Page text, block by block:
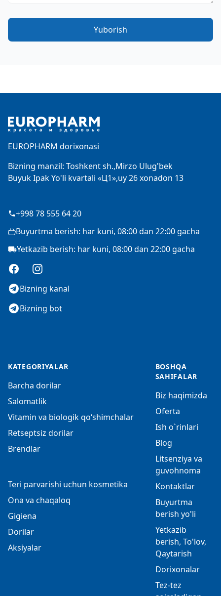
Yuborish
EUROPHARM dorixonasi
Bizning manzil: Toshkent sh.,Mirzo Ulug'bek
Buyuk Ipak Yo'li kvartali «Ц1»,uy 26 xonadon 13
+998 78 555 64 20
Buyurtma berish: har kuni, 08:00 dan 22:00 gacha
Yetkazib berish: har kuni, 08:00 dan 22:00 gacha
FacebookInstagram
Bizning kanal
Bizning bot
KATEGORIYALAR
Barcha dorilar
Salomatlik
Vitamin va biologik qo‘shimchalar
Retseptsiz dorilar
Brendlar
Teri parvarishi uchun kosmetika
Ona va chaqaloq
Gigiena
Dorilar
Aksiyalar
BOSHQA
SAHIFALAR
Biz haqimizda
Oferta
Ish o`rinlari
Blog
Litsenziya va
guvohnoma
Kontaktlar
Buyurtma
berish yo'li
Yetkazib
berish, To'lov,
Qaytarish
Dorixonalar
Tez-tez